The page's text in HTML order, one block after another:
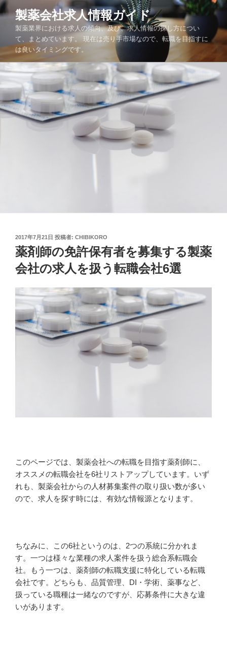
コ
ン
ツ
へ
ス
キ
ッ
プ
製薬会社求人情報ガイド
製薬業界における求人の傾向、及び、求人情報の探し方につい
て、まとめています。 現在は売り手市場なので、転職を目指すに
は良いタイミングです。
投
稿
日:
2017年7月21日 投稿者: CHIBIKORO
薬剤師の免許保有者を募集する製薬
会社の求人を扱う転職会社6選
このページでは、製薬会社への転職を目指す薬剤師に、
オススメの転職会社を6社リストアップしています。いず
れも、製薬会社からの人材募集案件の取り扱い数が多い
ので、求人を探す時には、有効な情報源となります。
ちなみに、この6社というのは、2つの系統に分かれま
す。一つは様々な業種の求人案件を扱う総合系転職会
社。もう一つは、薬剤師の転職支援に特化している転職
会社です。どちらも、品質管理、DI・学術、薬事など、
扱っている職種は一緒なのですが、応募条件に大きな違
いがあります。